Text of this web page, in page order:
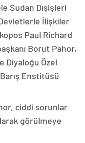
Sudan Dışişleri
İlişkiler
Paul Richard
Borut Pahor,
Diyaloğu Özel
Enstitüsü
ciddi sorunlar
görülmeye